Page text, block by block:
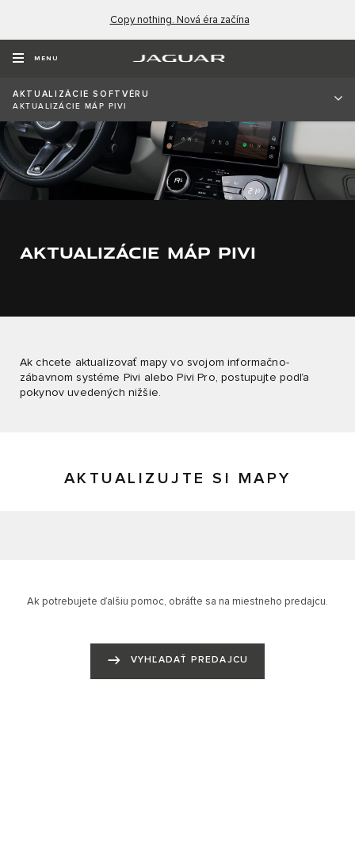
Copy nothing. Nová éra začína
MENU
AKTUALIZÁCIE SOFTVÉRU
AKTUALIZÁCIE MÁP PIVI
AKTUALIZÁCIE MÁP PIVI
Ak chcete aktualizovať mapy vo svojom informačno-
zábavnom systéme Pivi alebo Pivi Pro, postupujte podľa
pokynov uvedených nižšie.
AKTUALIZUJTE SI MAPY
Ak potrebujete ďalšiu pomoc, obráťte sa na miestneho predajcu.
VYHĽADAŤ PREDAJCU